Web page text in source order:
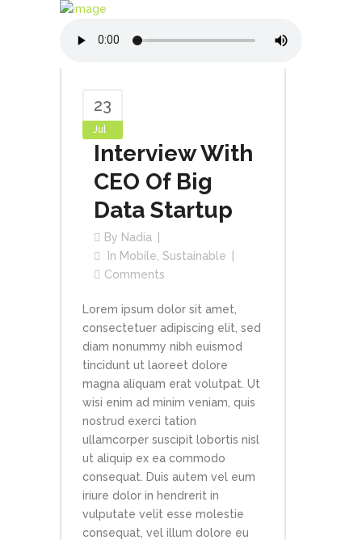
23
Jul
Interview With
CEO Of Big
Data Startup
By Nadia
In Mobile Sustainable
Comments
Lorem ipsum dolor sit amet,
consectetuer adipiscing elit, sed
diam nonummy nibh euismod
tincidunt ut laoreet dolore
magna aliquam erat volutpat. Ut
wisi enim ad minim veniam, quis
nostrud exerci tation
ullamcorper suscipit lobortis nisl
ut aliquip ex ea commodo
consequat. Duis autem vel eum
iriure dolor in hendrerit in
vulputate velit esse molestie
consequat, vel illum dolore eu